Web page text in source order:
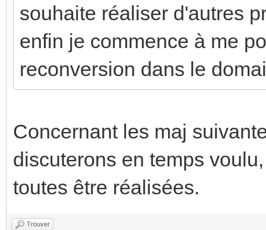
souhaite réaliser d'autres
enfin je commence à me
reconversion dans le
Concernant les maj
discuterons en temps
toutes être réalisées.
Trouver